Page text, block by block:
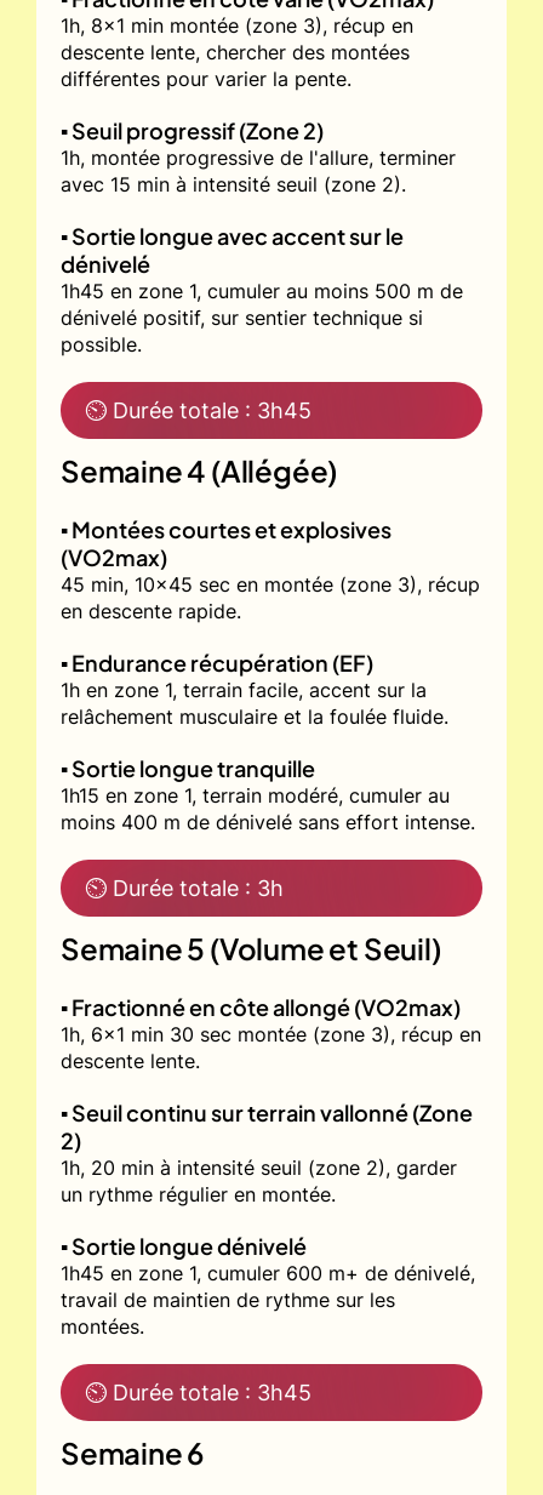
1h, 8x1 min montée (zone 3), récup en
descente lente, chercher des montées
différentes pour varier la pente.
▪️ Seuil progressif (Zone 2)
1h, montée progressive de l'allure, terminer
avec 15 min à intensité seuil (zone 2).
▪️ Sortie longue avec accent sur le
dénivelé
1h45 en zone 1, cumuler au moins 500 m de
dénivelé positif, sur sentier technique si
possible.
⏲ Durée totale : 3h45
Semaine 4 (Allégée)
▪️ Montées courtes et explosives
(VO2max)
45 min, 10x45 sec en montée (zone 3), récup
en descente rapide.
▪️ Endurance récupération (EF)
1h en zone 1, terrain facile, accent sur la
relâchement musculaire et la foulée fluide.
▪️ Sortie longue tranquille
1h15 en zone 1, terrain modéré, cumuler au
moins 400 m de dénivelé sans effort intense.
⏲ Durée totale : 3h
Semaine 5 (Volume et Seuil)
▪️ Fractionné en côte allongé (VO2max)
1h, 6x1 min 30 sec montée (zone 3), récup en
descente lente.
▪️ Seuil continu sur terrain vallonné (Zone
2)
1h, 20 min à intensité seuil (zone 2), garder
un rythme régulier en montée.
▪️ Sortie longue dénivelé
1h45 en zone 1, cumuler 600 m+ de dénivelé,
travail de maintien de rythme sur les
montées.
⏲ Durée totale : 3h45
Semaine 6